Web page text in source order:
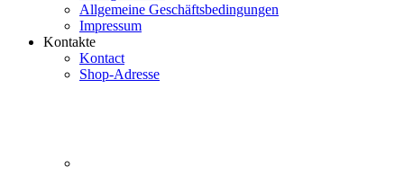
Allgemeine Geschäftsbedingungen
Impressum
Kontakte
Kontact
Shop-Adresse